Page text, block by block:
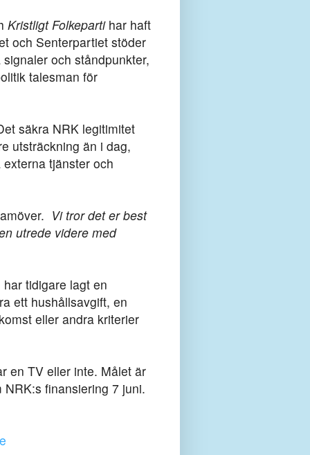
Kristligt Folkeparti har haft
och Senterpartiet stöder
och ståndpunkter,
talesman för
säkra NRK legitimitet
utsträckning än i dag,
tjänster och
Vi tror det er best
utrede videre med
tidigare lagt en
ett hushållsavgift, en
eller andra kriterier
en TV eller inte. Målet är
finansiering 7 juni.